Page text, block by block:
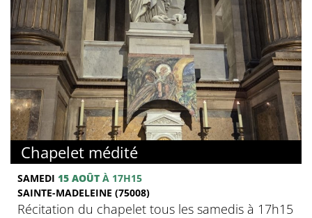
Chapelet médité
SAMEDI 15 AOÛT À 17H15
SAINTE-MADELEINE (75008)
Récitation du chapelet tous les samedis à 17h15